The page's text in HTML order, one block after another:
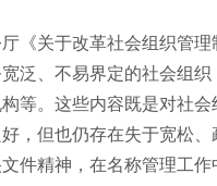
《关于改革社会组织管
泛、不易界定的社会组
等。这些内容既是对社
，但也仍存在失于宽松
件精神，在名称管理工作